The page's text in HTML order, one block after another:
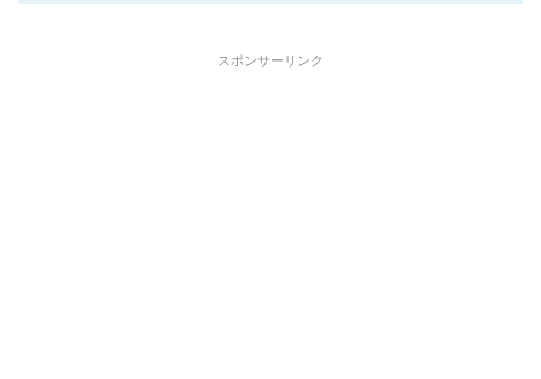
スポンサーリンク